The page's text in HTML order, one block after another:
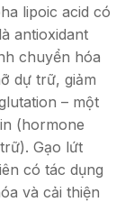
lipoic acid có
antioxidant
chuyển hóa
dự trữ, giảm
– một
(hormone
Gạo lứt
có tác dụng
và cải thiện